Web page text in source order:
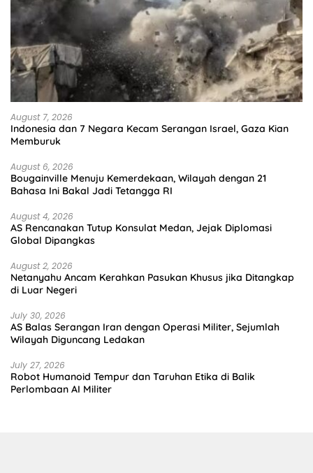
August 7, 2026
Indonesia dan 7 Negara Kecam Serangan Israel, Gaza Kian
Memburuk
August 6, 2026
Bougainville Menuju Kemerdekaan, Wilayah dengan 21
Bahasa Ini Bakal Jadi Tetangga RI
August 4, 2026
AS Rencanakan Tutup Konsulat Medan, Jejak Diplomasi
Global Dipangkas
August 2, 2026
Netanyahu Ancam Kerahkan Pasukan Khusus jika Ditangkap
di Luar Negeri
July 30, 2026
AS Balas Serangan Iran dengan Operasi Militer, Sejumlah
Wilayah Diguncang Ledakan
July 27, 2026
Robot Humanoid Tempur dan Taruhan Etika di Balik
Perlombaan AI Militer